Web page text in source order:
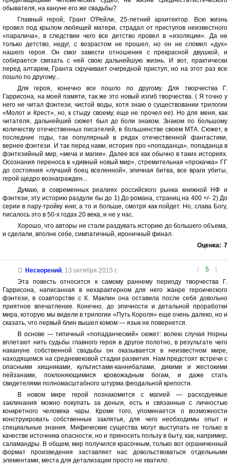
обывателя, на кануне его же свадьбы?
Главный герой, Грант О'Рейли, 25-летний архитектор. Всю жизнь
провел под крылом любящей матери, страдал от приступов неизвестного
«паралича», в следствии чего все детство провел в «изоляции». Да не
только детство, недуг, с возрастом не прошел, но он не сломил «дух»
нашего героя. Он смог завести отношения с прекрасной двушкой, и
собирается связать с ней свою дальнейшую жизнь. И вот, практически
перед алтарем, Гранта скручивает очередной приступ, но на этот раз все
пошло по другому...
Для героя, конечно все пошло по другому. Для творчества Г.
Гаррисона, на моей памяти, так же это новый изгиб творчества. ( Я точно у
него не читал фэнтези, чистой воды, хотя знаю о существовании трилогии
«Молот и Крест», но, к стыду своему, еще не прочел ее). Но для меня, как
читателя, дальнейший сюжет был до боли знаком. Знаком по большому
количеству отечественных писателей, в большинстве своем МТА. Сюжет, в
последние годы, так популярный в рядах отечественной фантастики,
вернее фэнтези. И так перед нами, история про «попаданца», попаданца в
фэнтезийный мир, «меча и магии». Далее все как обычно в таких историях.
Осознания переноса в «дивный новый мир», стремительная «прокачка» ГГ
до состояния «лучший боец вселенной», эпичная битва, все враги убиты,
герой щедро вознагражден...
Думаю, в современных реалиях российского рынка книжной НФ и
фэнтези, эту историю раздули бы до 1) До романа, страниц на 400 +/- 2) До
серии в пару-тройку книг, а то и больше, смотря как пойдет. Но, слава Богу,
писалось это в 50-х годах 20 века, и не у нас.
Хорошо, что авторы не стали раздувать историю до большего объема,
и сделали, вполне себе, симпатичный, ироничный финал.
Оценка: 7
[ 5 ]
Нескорений, 13 октября 2015 г.
Эта повесть относится к самому раннему периоду творчества Г.
Гаррисона, написанная в нехарактерном для него жанре героического
фэнтези, в соавторстве с К. Маклин она оставила после себя довольно
приятное впечатление. Конечно, до эпичности и детальной проработки
мира, которую мы видели в трилогии «Путь Короля» еще очень далеко, но и
сказать, что первый блин вышел комом — язык не повернется.
В основе — типичный «попаданческий» сюжет: волею случая Норны
вплетают нить судьбы главного героя в другое полотно, в результате чего
накануне собственной свадьбы он оказывается в неизвестном мире,
находящемся на средневековой стадии развития. Нам предстоят встречи с
опасными хищниками, культистами-каннибалами, дикими и жестокими
пейзанами, поклоняющимися кровожадным богам, и даже стать
свидетелями полномасштабного штурма феодальной крепости.
В новом мире герой познакомится с магией — расходуемые
заклинания можно покупать за деньги, есть и связанные с личностью
конкретного человека чары. Кроме того, упоминается о возможности
конструировать собственные заклятья, для чего необходимы опыт и
специальные знания. Мифические существа могут выступать не только в
качестве источника опасности, но и приносить пользу в быту, как, например,
саламандры. В общем, мир получился красочным, только вот ограниченный
формат произведения заставляет нас довольствоваться отдельными
элементами, места для детализации просто не хватило.